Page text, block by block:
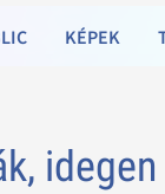
KÉPEK